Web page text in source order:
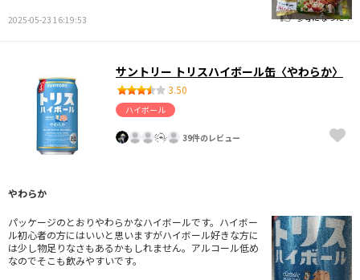
2025-05-23 16:19:53 参考になった！
サントリー トリスハイボール缶〈やわらか〉
3.50
ハイボール
39件のレビュー
やわらか
パッケージのとおりやわらかなハイボールです。ハイボー
ル初心者の方にはいいと思いますがハイボール好きな方に
は少し物足りなさもあるかもしれません。アルコール低め
なのでそこも飲みやすいです。